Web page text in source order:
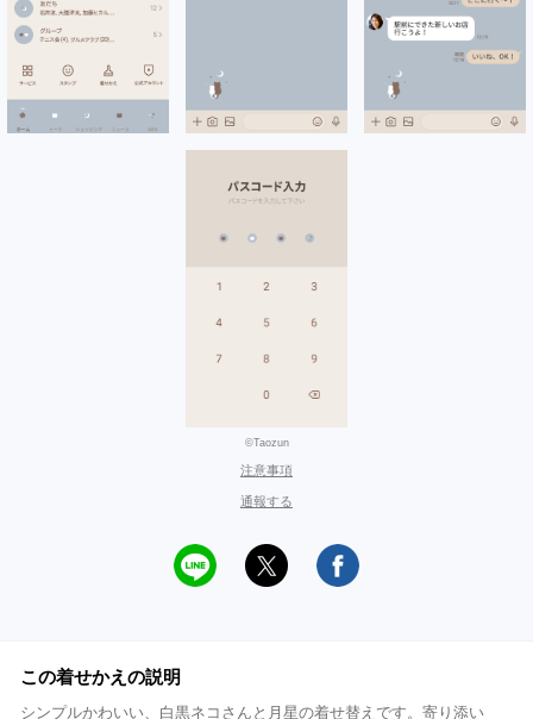
©Taozun
注意事項
通報する
この着せかえの説明
シンプルかわいい、白黒ネコさんと月星の着せ替えです。寄り添い